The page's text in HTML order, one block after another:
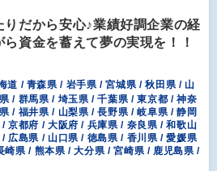
だから安心♪業績好調企業の経
資金を蓄えて夢の実現を！！
道 / 青森県 / 岩手県 / 宮城県 / 秋田県 / 山
/ 群馬県 / 埼玉県 / 千葉県 / 東京都 / 神奈
/ 福井県 / 山梨県 / 長野県 / 岐阜県 / 静岡
京都府 / 大阪府 / 兵庫県 / 奈良県 / 和歌山
広島県 / 山口県 / 徳島県 / 香川県 / 愛媛県
崎県 / 熊本県 / 大分県 / 宮崎県 / 鹿児島県 /